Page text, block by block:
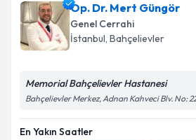
için bir takvim hazırlandığında e-
bilgilendireceğiz.
E-posta Adresiniz
Kişisel verilerimin
Metni
Op. Dr. Mert Güngör
Genel Cerrahi
İstanbul, Bahçelievler
Memorial Bahçelievler Hastanesi
Bahçelievler Merkez, Adnan Kahveci Blv. No:
En Yakın Saatler